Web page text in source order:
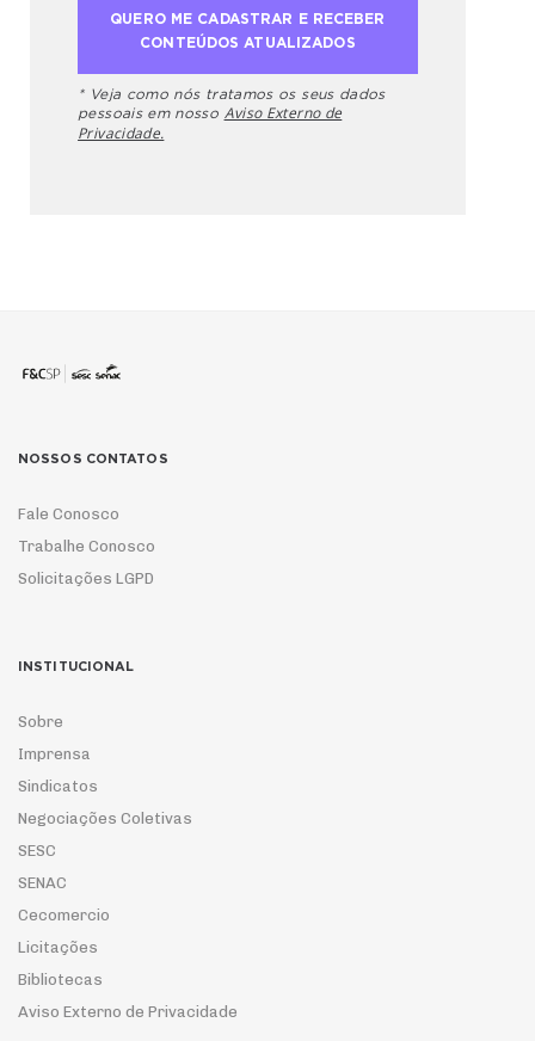
* Veja como nós tratamos os seus dados
pessoais em nosso Aviso Externo de
Privacidade.
NOSSOS CONTATOS
Fale Conosco
Trabalhe Conosco
Solicitações LGPD
INSTITUCIONAL
Sobre
Imprensa
Sindicatos
Negociações Coletivas
SESC
SENAC
Cecomercio
Licitações
Bibliotecas
Aviso Externo de Privacidade